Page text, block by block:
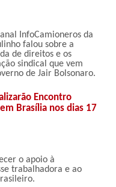
InfoCamioneros da
falou sobre a
de direitos e os
sindical que vem
de Jair Bolsonaro.
Encontro
Brasília nos dias 17
o apoio à
trabalhadora e ao